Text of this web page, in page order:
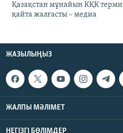
Қазақстан мұнайын КҚК
қайта жалғасты – медиа
ЖАЗЫЛЫҢЫЗ
ЖАЛПЫ МӘЛІМЕТ
НЕГІЗГІ БӨЛІМДЕР